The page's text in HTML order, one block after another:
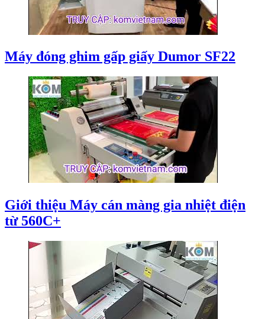
Máy đóng ghim gấp giấy Dumor SF22
Giới thiệu Máy cán màng gia nhiệt điện
từ 560C+